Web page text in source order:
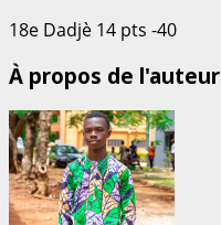
18e Dadjè 14 pts -40
À propos de l'auteur